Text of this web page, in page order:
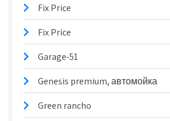
Fix Price
Fix Price
Garage-51
Genesis premium, автомойка
Green rancho